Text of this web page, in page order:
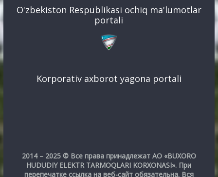
O'zbekiston Respublikasi ochiq ma'lumotlar
portali
Korporativ axborot yagona portali
2014 – 2025 © Все права принадлежат АО «BUXORO
HUDUDIY ELEKTR TARMOQLARI KORXONASI». При
перепечатке ссылка на веб-сайт обязательна. Вся